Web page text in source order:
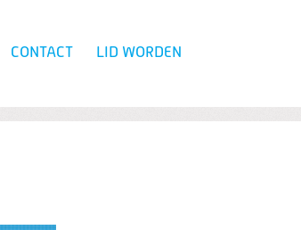
CONTACT LID WORDEN